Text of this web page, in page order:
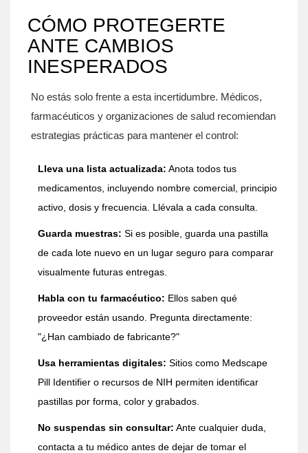
CÓMO PROTEGERTE
ANTE CAMBIOS
INESPERADOS
No estás solo frente a esta incertidumbre. Médicos,
farmacéuticos y organizaciones de salud recomiendan
estrategias prácticas para mantener el control:
Lleva una lista actualizada: Anota todos tus
medicamentos, incluyendo nombre comercial, principio
activo, dosis y frecuencia. Llévala a cada consulta.
Guarda muestras: Si es posible, guarda una pastilla
de cada lote nuevo en un lugar seguro para comparar
visualmente futuras entregas.
Habla con tu farmacéutico: Ellos saben qué
proveedor están usando. Pregunta directamente:
"¿Han cambiado de fabricante?"
Usa herramientas digitales: Sitios como Medscape
Pill Identifier o recursos de NIH permiten identificar
pastillas por forma, color y grabados.
No suspendas sin consultar: Ante cualquier duda,
contacta a tu médico antes de dejar de tomar el